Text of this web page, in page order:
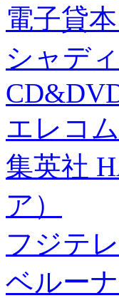
電子貸
シャディ
エレコ
集英社
ア）
フジテ
ベルー